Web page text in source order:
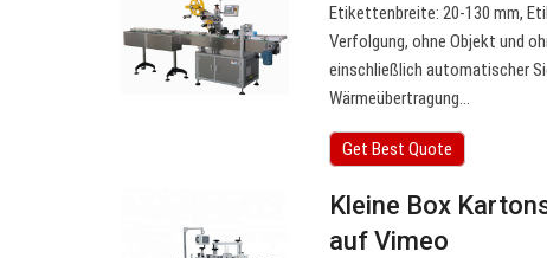
Etikettenbreite: 20-130 mm,
Verfolgung, ohne Objekt und
einschließlich automatischer
Wärmeübertragung…
Get Best Quote
Kleine Box
auf Vimeo